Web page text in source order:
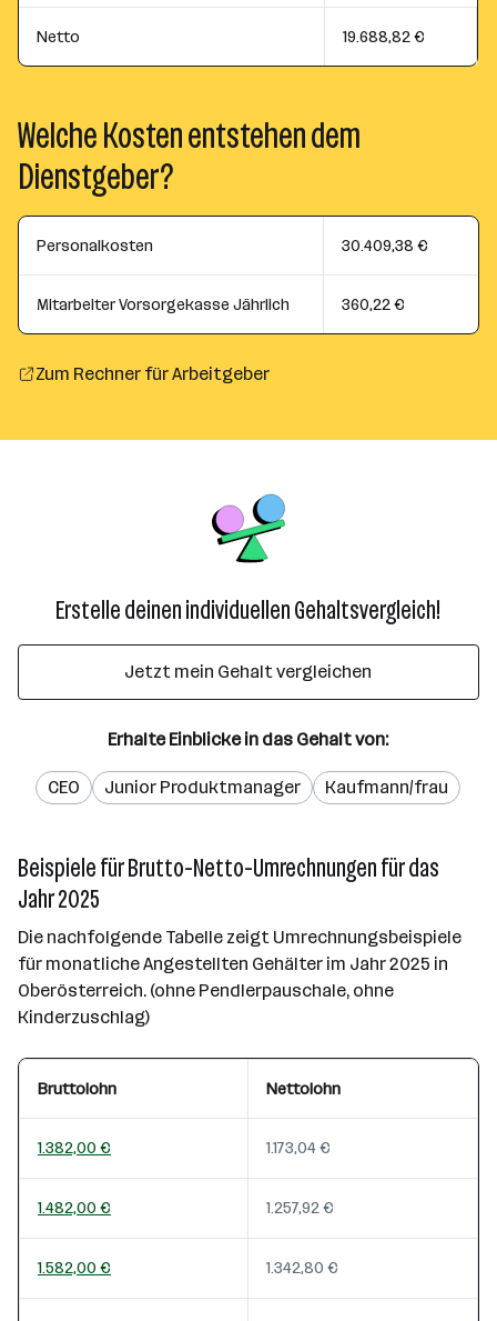
Netto 19.688,82 €
Welche Kosten entstehen dem
Dienstgeber?
Personalkosten 30.409,38 €
Mitarbeiter Vorsorgekasse Jährlich 360,22 €
Zum Rechner für Arbeitgeber
Erstelle deinen individuellen Gehaltsvergleich!
Jetzt mein Gehalt vergleichen
Erhalte Einblicke in das Gehalt von:
CEO Junior Produktmanager Kaufmann/frau
Beispiele für Brutto-Netto-Umrechnungen für das
Jahr 2025
Die nachfolgende Tabelle zeigt Umrechnungsbeispiele
für monatliche Angestellten Gehälter im Jahr 2025 in
Oberösterreich. (ohne Pendlerpauschale, ohne
Kinderzuschlag)
Bruttolohn Nettolohn
1.382,00 € 1.173,04 €
1.482,00 € 1.257,92 €
1.582,00 € 1.342,80 €